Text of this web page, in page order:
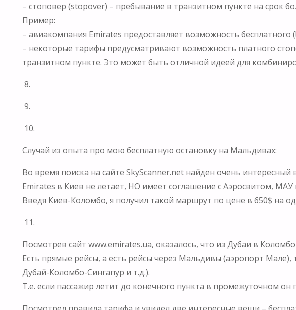
– стоповер (stopover) – пребывание в транзитном пункте на срок
Пример:
– авиакомпания Emirates предоставляет возможность
– некоторые тарифы предусматривают возможность платного
транзитном пункте. Это может быть отличной идеей для
8.
9.
10.
Случай из опыта про мою бесплатную остановку на Мальдивах:
Во время поиска на сайте SkyScanner.net найден очень
Emirates в Киев не летает, НО имеет соглашение с Аэросвитом,
Введя Киев-Коломбо, я получил такой маршрут по цене в 650$ на
11.
Посмотрев сайт www.emirates.ua, оказалось, что из Дубаи в
Есть прямые рейсы, а есть рейсы через Мальдивы (аэропорт
Дубай-Коломбо-Сингапур и т.д.).
Т.е. если пассажир летит до конечного пункта в промежуточном